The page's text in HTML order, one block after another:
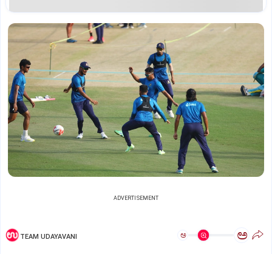
ADVERTISEMENT
TEAM UDAYAVANI ಅ ಅ